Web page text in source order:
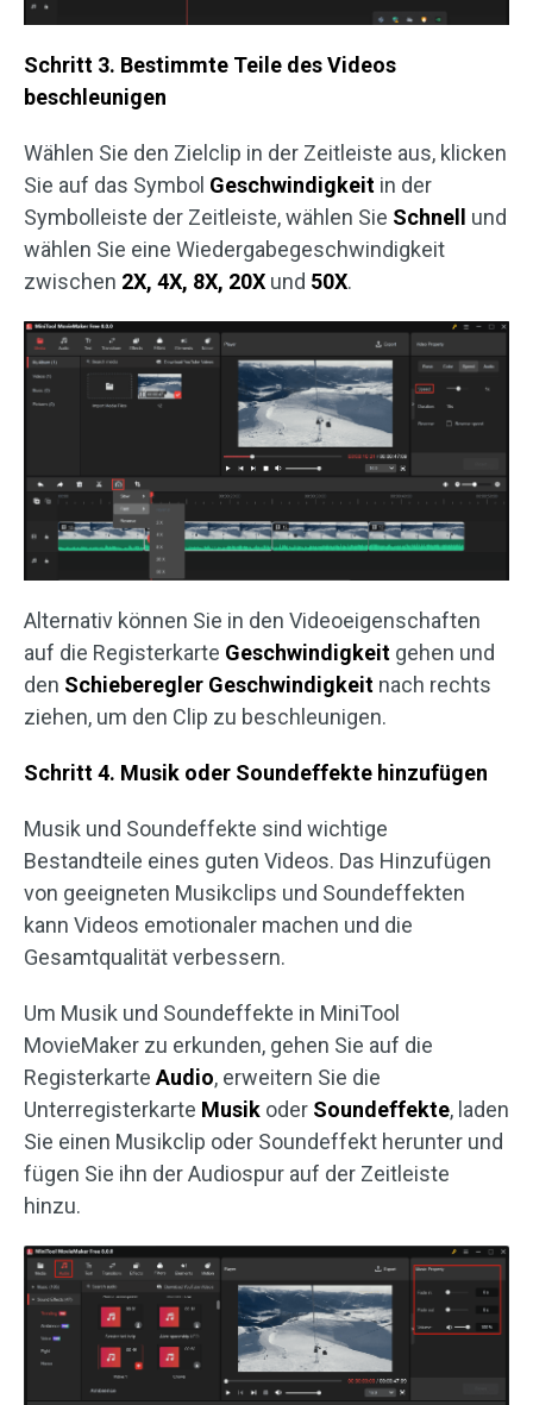
Schritt 3. Bestimmte Teile des Videos
beschleunigen
Wählen Sie den Zielclip in der Zeitleiste aus, klicken
Sie auf das Symbol Geschwindigkeit in der
Symbolleiste der Zeitleiste, wählen Sie Schnell und
wählen Sie eine Wiedergabegeschwindigkeit
zwischen 2X, 4X, 8X, 20X und 50X.
Alternativ können Sie in den Videoeigenschaften
auf die Registerkarte Geschwindigkeit gehen und
den Schieberegler Geschwindigkeit nach rechts
ziehen, um den Clip zu beschleunigen.
Schritt 4. Musik oder Soundeffekte hinzufügen
Musik und Soundeffekte sind wichtige
Bestandteile eines guten Videos. Das Hinzufügen
von geeigneten Musikclips und Soundeffekten
kann Videos emotionaler machen und die
Gesamtqualität verbessern.
Um Musik und Soundeffekte in MiniTool
MovieMaker zu erkunden, gehen Sie auf die
Registerkarte Audio, erweitern Sie die
Unterregisterkarte Musik oder Soundeffekte, laden
Sie einen Musikclip oder Soundeffekt herunter und
fügen Sie ihn der Audiospur auf der Zeitleiste
hinzu.